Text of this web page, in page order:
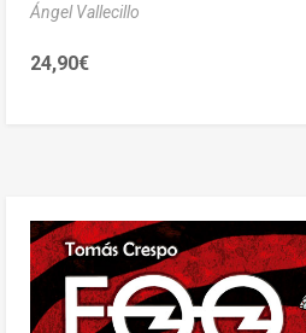
Ángel Vallecillo
24,90€